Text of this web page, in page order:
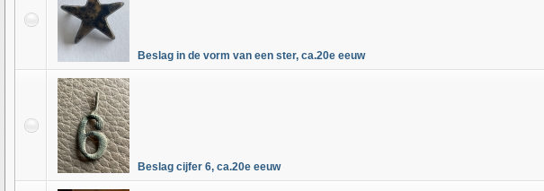
Beslag in de vorm van een ster, ca.20e eeuw
Beslag cijfer 6, ca.20e eeuw